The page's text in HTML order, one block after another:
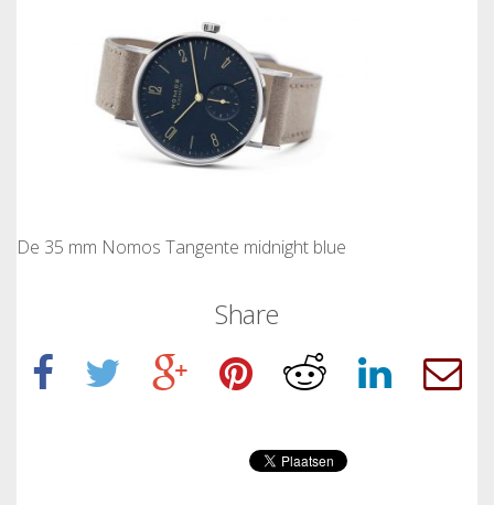
De 35 mm Nomos Tangente midnight blue
Share